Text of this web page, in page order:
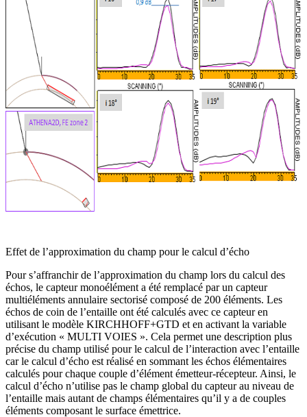
Effet de l’approximation du champ pour le calcul d’écho
Pour s’affranchir de l’approximation du champ lors du calcul des
échos, le capteur monoélément a été remplacé par un capteur
multiéléments annulaire sectorisé composé de 200 éléments. Les
échos de coin de l’entaille ont été calculés avec ce capteur en
utilisant le modèle KIRCHHOFF+GTD et en activant la variable
d’exécution « MULTI VOIES ». Cela permet une description plus
précise du champ utilisé pour le calcul de l’interaction avec l’entaille
car le calcul d’écho est réalisé en sommant les échos élémentaires
calculés pour chaque couple d’élément émetteur-récepteur. Ainsi, le
calcul d’écho n’utilise pas le champ global du capteur au niveau de
l’entaille mais autant de champs élémentaires qu’il y a de couples
éléments composant le surface émettrice.